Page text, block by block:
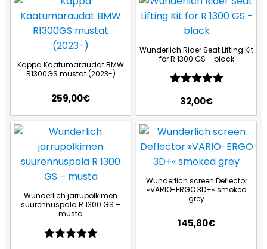
Kappa Kaatumaraudat BMW
R1300GS mustat (2023-)
259,00€
Wunderlich Rider Seat Lifting Kit
for R 1300 GS – black
Arvio: 5.0 5:sta
32,00€
Wunderlich jarrupolkimen
suurennuspala R 1300 GS –
musta
Arvio: 5.0 5:sta tähdestä
Wunderlich screen Deflector
»VARIO-ERGO 3D+« smoked
grey
145,80€